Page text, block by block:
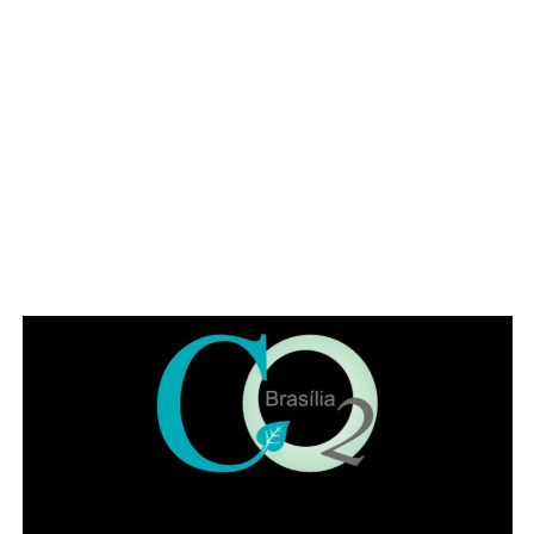
muito depois do último brinde.
Dia dos Pais no Papaya Bar e Gastronomia